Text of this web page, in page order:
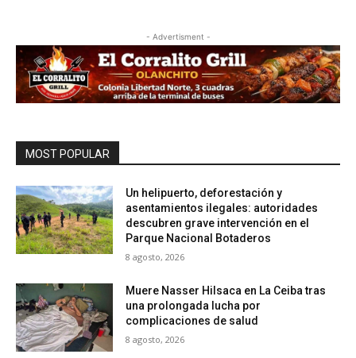
- Advertisment -
MOST POPULAR
Un helipuerto, deforestación y
asentamientos ilegales: autoridades
descubren grave intervención en el
Parque Nacional Botaderos
8 agosto, 2026
Muere Nasser Hilsaca en La Ceiba tras
una prolongada lucha por
complicaciones de salud
8 agosto, 2026